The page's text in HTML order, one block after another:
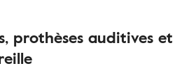
prothèses auditives et